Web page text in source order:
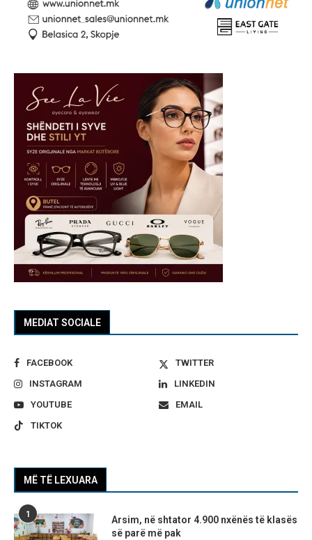
MEDIAT SOCIALE
FACEBOOK
TWITTER
INSTAGRAM
LINKEDIN
YOUTUBE
EMAIL
TIKTOK
MË TË LEXUARA
1
Arsim, në shtator 4.900 nxënës të klasës
së parë më pak